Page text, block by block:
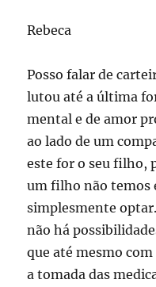
Rebeca
Posso falar de
lutou até a última
mental e de amor
ao lado de um
este for o seu filho,
um filho não temos
simplesmente
não há
que até mesmo
a tomada das